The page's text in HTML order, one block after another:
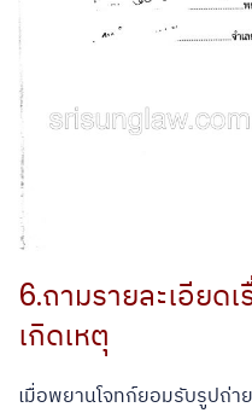
6.ถามรายละเอียด
เกิดเหตุ
เมื่อพยานโจทก์ยอมรับรูปถ่า